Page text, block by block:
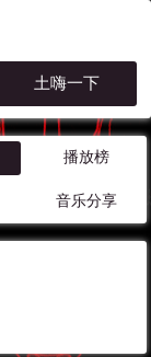
播放榜
音乐分享